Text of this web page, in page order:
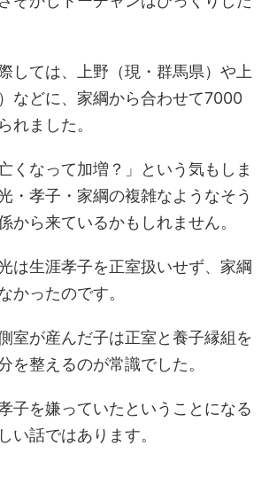
しては、上野（現・群馬県）や上
などに、家綱から合わせて7000
れました。
くなって加増？」という気もしま
・孝子・家綱の複雑なようなそう
から来ているかもしれません。
は生涯孝子を正室扱いせず、家綱
かったのです。
室が産んだ子は正室と養子縁組を
を整えるのが常識でした。
子を嫌っていたということになる
い話ではあります。